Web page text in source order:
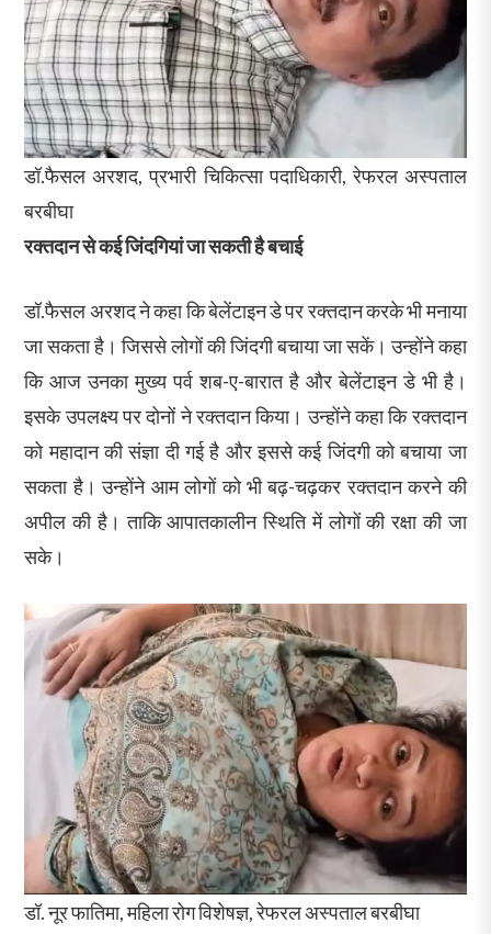
डॉ.फैसल अरशद, प्रभारी चिकित्सा पदाधिकारी, रेफरल अस्पताल
बरबीघा
रक्तदान से कई जिंदगियां जा सकती है बचाई
डॉ.फैसल अरशद ने कहा कि बेलेंटाइन डे पर रक्तदान करके भी मनाया
जा सकता है। जिससे लोगों की जिंदगी बचाया जा सकें। उन्होंने कहा
कि आज उनका मुख्य पर्व शब-ए-बारात है और बेलेंटाइन डे भी है।
इसके उपलक्ष्य पर दोनों ने रक्तदान किया। उन्होंने कहा कि रक्तदान
को महादान की संज्ञा दी गई है और इससे कई जिंदगी को बचाया जा
सकता है। उन्होंने आम लोगों को भी बढ़-चढ़कर रक्तदान करने की
अपील की है। ताकि आपातकालीन स्थिति में लोगों की रक्षा की जा
सके।
डॉ. नूर फातिमा, महिला रोग विशेषज्ञ, रेफरल अस्पताल बरबीघा